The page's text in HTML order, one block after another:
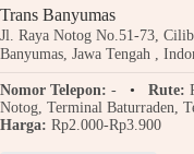
Trans Banyumas
Jl. Raya Notog No.51-73,
Banyumas, Jawa Tengah ,
Nomor Telepon: - Rute:
Notog, Terminal Baturraden,
Harga: Rp2.000-Rp3.900